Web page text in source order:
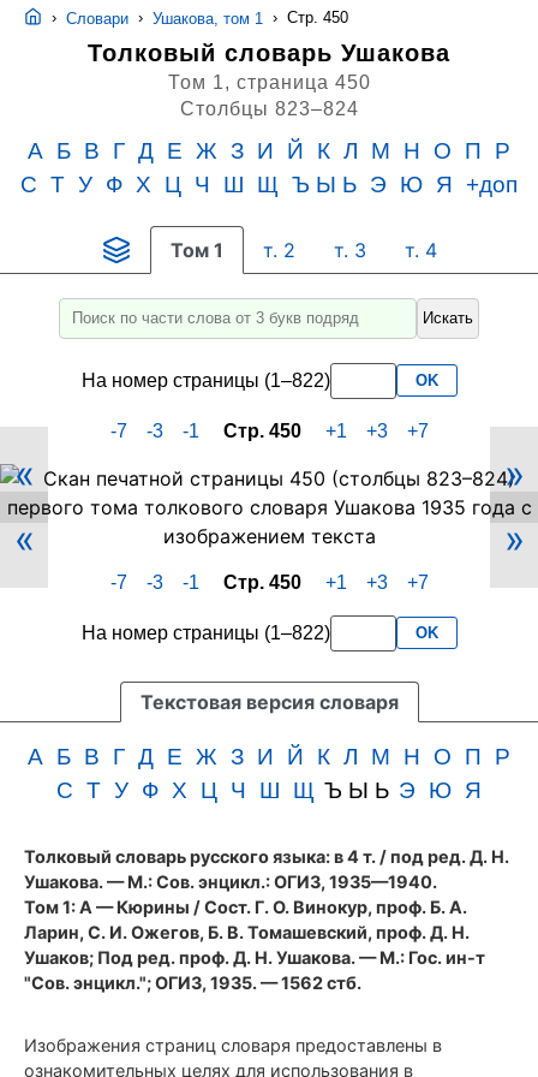
› Словари › Ушакова, том 1 › Стр. 450
Толковый словарь Ушакова
Том 1, страница 450
Столбцы 823–824
А Б В Г Д Е Ж З И Й К Л М Н О П
Р
С Т У Ф Х Ц Ч Ш Щ Ъ Ы Ь Э Ю Я +доп
Том 1 т. 2 т. 3 т. 4
Введите
поиска
слово
его
часть
не
3
букв
подряд
Искать
На номер страницы (1–822) OK
-7 -3 -1 Стр. 450 +1 +3 +7
Скан
PDF-
страницы
(cтолбцы
словаря
Ушакова
(1935
«
»
«
»
-7 -3 -1 Стр. 450 +1 +3 +7
На номер страницы (1–822) OK
Текстовая версия словаря
А Б В Г Д Е Ж З И Й К Л М Н О П
Р
С Т У Ф Х Ц Ч Ш Щ Ъ Ы Ь Э Ю Я
Толковый словарь русского языка: в 4 т. / под ред. Д. Н.
Ушакова. — М.: Сов. энцикл.: ОГИЗ, 1935—1940.
Том 1: А — Кюрины / Сост. Г. О. Винокур, проф. Б. А.
Ларин, С. И. Ожегов, Б. В. Томашевский, проф. Д. Н.
Ушаков; Под ред. проф. Д. Н. Ушакова. — М.: Гос. ин-т
"Сов. энцикл."; ОГИЗ, 1935. — 1562 стб.
Изображения страниц словаря предоставлены в
ознакомительных целях для использования в